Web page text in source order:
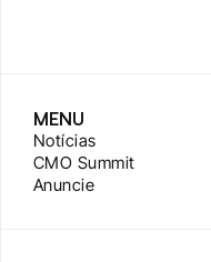
MENU
Notícias
CMO Summit
Anuncie